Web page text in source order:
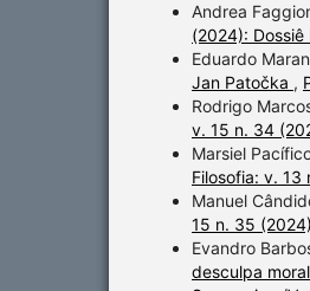
Andrea
(2024):
Eduardo
Jan Patočka ,
Rodrigo
v. 15 n. 34
Marsiel
Filosofia: v. 13
Manuel
15 n. 35
Evandro
desculpa moral